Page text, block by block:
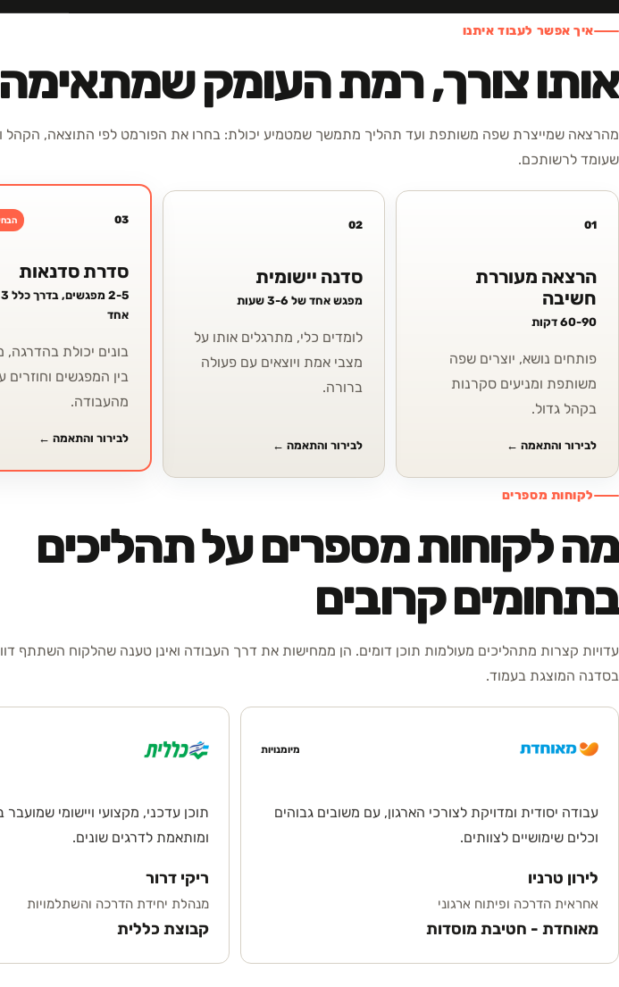
איך אפשר לעבוד איתנו
אותו צורך, רמת העומק שמתאימה
מהרצאה שמייצרת שפה משותפת ועד תהליך מתמשך שמטמיע יכולת: בחרו את הפורמט לפי התוצאה, הקהל
שעומד לרשותכם.
01
הרצאה מעוררת
חשיבה
60-90 דקות
פותחים נושא, יוצרים שפה
משותפת ומניעים סקרנות
בקהל גדול.
לבירור והתאמה ←
02
סדנה יישומית
מפגש אחד של 3-6 שעות
לומדים כלי, מתרגלים אותו על
מצבי אמת ויוצאים עם פעולה
ברורה.
לבירור והתאמה←
03
סדרת סדנאות
אחד
בונים יכולת בהדרגה,
בין המפגשים וחוזרים
מהעבודה.
לבירור והתאמה ←
לקוחות מספרים
מה לקוחות מספרים על תהליכים
בתחומים קרובים
עדויות קצרות מתהליכים מעולמות תוכן דומים. הן ממחישות את דרך העבודה ואינן טענה שהלקוח השתתף
בסדנה המוצגת בעמוד.
מיומנויות
עבודה יסודית ומדויקת לצורכי הארגון, עם משובים גבוהים
וכלים שימושיים לצוותים.
לירון טרניו
אחראית הדרכה ופיתוח ארגוני
מאוחדת - חטיבת מוסדות
תוכן עדכני, מקצועי ויישומי
ומותאמת לדרגים שונים.
ריקי דרור
מנהלת יחידת הדרכה והשתלמויות
קבוצת כללית